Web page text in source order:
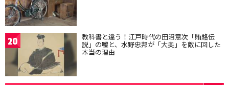
20 教科書と違う！江戸時代の田沼意次「賄賂伝
説」の嘘と、水野忠邦が「大奥」を敵に回した
本当の理由